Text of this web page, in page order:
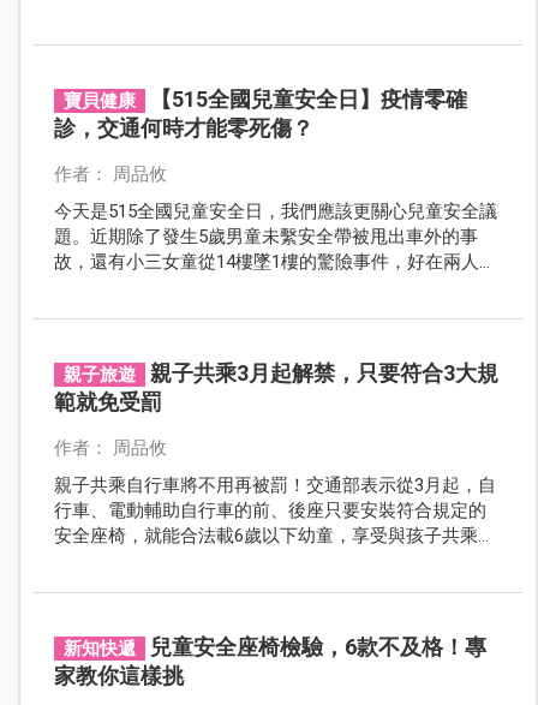
寶貝健康
【515全國兒童安全日】疫情零確
診，交通何時才能零死傷？
作者： 周品攸
今天是515全國兒童安全日，我們應該更關心兒童安全議
題。近期除了發生5歲男童未繫安全帶被甩出車外的事
故，還有小三女童從14樓墜1樓的驚險事件，好在兩人命
親子旅遊
親子共乘3月起解禁，只要符合3大規
範就免受罰
作者： 周品攸
親子共乘自行車將不用再被罰！交通部表示從3月起，自
行車、電動輔助自行車的前、後座只要安裝符合規定的
安全座椅，就能合法載6歲以下幼童，享受與孩子共乘自
新知快遞
兒童安全座椅檢驗，6款不及格！專
家教你這樣挑